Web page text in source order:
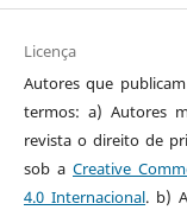
Licença
Autores que
termos: a) Autores
revista o direito de
sob a Creative
4.0 Internacional. b)